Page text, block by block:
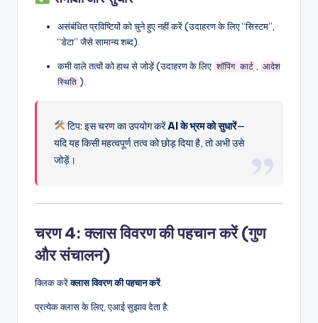
असंबंधित प्रविष्टियों को चुने हुए नहीं करें (उदाहरण के लिए “सिस्टम”,
“डेटा” जैसे सामान्य शब्द).
कमी वाले तत्वों को हाथ से जोड़ें (उदाहरण के लिए शॉपिंग कार्ट
आदेश
स्थिति ).
टिप: इस चरण का उपयोग करेंAI के भ्रम को सुधारें—
यदि यह किसी महत्वपूर्ण तत्व को छोड़ दिया है, तो अभी उसे
जोड़ें।
चरण 4: क्लास विवरण की पहचान करें (गुण
और संचालन)
क्लिक करेंक्लास विवरण की पहचान करें.
प्रत्येक क्लास के लिए, एआई सुझाव देता है: